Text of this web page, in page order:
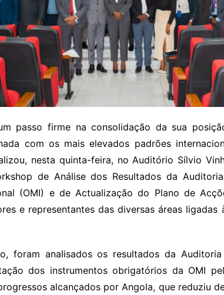
passo firme na consolidação da sua
com os mais elevados padrões
nesta quinta-feira, no Auditório Sílvio
de Análise dos Resultados da
(OMI) e de Actualização do Plano de
e representantes das diversas áreas ligadas
foram analisados os resultados da Auditoria
dos instrumentos obrigatórios da OMI
alcançados por Angola, que reduziu